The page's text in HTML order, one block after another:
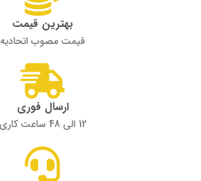
بهترین قیمت
قیمت مصوب اتحادیه
ارسال فوری
12 الی 48 ساعت کاری